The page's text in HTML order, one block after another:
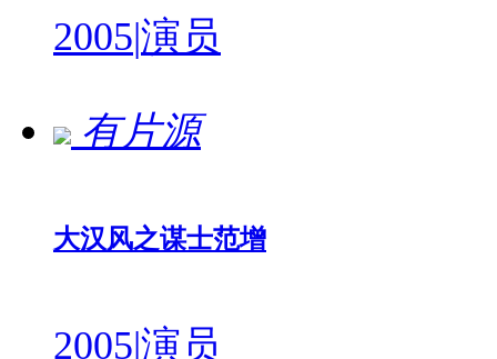
2005|演员
有片源
大汉风之谋士范增
2005|演员